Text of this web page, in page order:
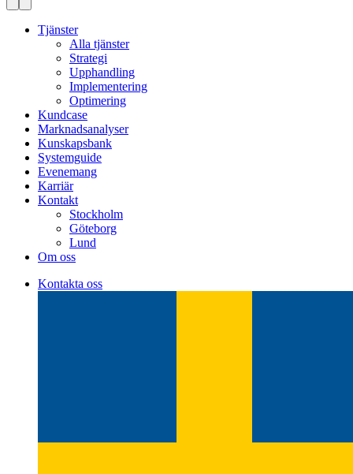
Tjänster
Alla tjänster
Strategi
Upphandling
Implementering
Optimering
Kundcase
Marknadsanalyser
Kunskapsbank
Systemguide
Evenemang
Karriär
Kontakt
Stockholm
Göteborg
Lund
Om oss
Kontakta oss